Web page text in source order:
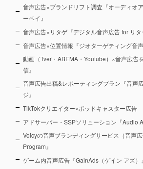
音声広告×ブランドリフト調査『オーディオ
ーベイ』
音声広告×リタゲ『デジタル音声広告 for リタ
音声広告×位置情報『ジオターゲティング音声
動画（Tver・ABEMA・Youtube）×音声広告
信』
音声広告出稿&レポーティングプラン『音声
ジ』
TikTokクリエイター×ポッドキャスター広告
アドサーバー・SSPソリューション『Audio
Voicyの音声ブランディングサービス（音声
Program』
ゲーム内音声広告『GainAds（ゲイン アズ）』